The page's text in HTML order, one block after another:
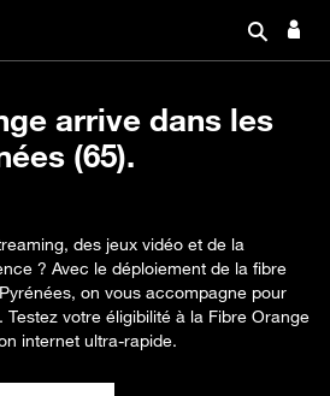
arrive dans les
(65).
des jeux vidéo et de la
? Avec le déploiement de la fibre
on vous accompagne pour
votre éligibilité à la Fibre Orange
internet ultra-rapide.